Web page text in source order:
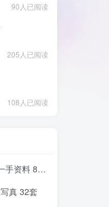
90人已阅读
205人已阅读
108人已阅读
500M 含私拍
真 32套